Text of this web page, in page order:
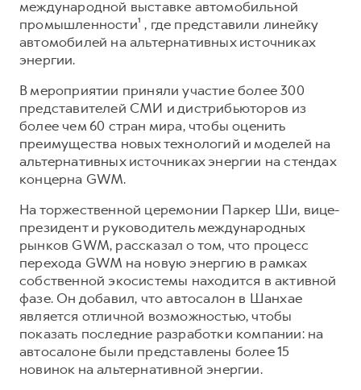
Внедорожники
от 2 499 000 ₽ от 4 049 000 ₽
H7
от 3 799 000 ₽
H9
от 4 799 000 ₽
Оценить трейд-ин
Конфигуратор модели
Горячая линия
8 (800) 511-59-86
Все о сервисе
8 (800) 511-59-86
международной выставке автомобильной
промышленности¹ , где представили линейку
автомобилей на альтернативных источниках
энергии.
В мероприятии приняли участие более 300
представителей СМИ и дистрибьюторов из
более чем 60 стран мира, чтобы оценить
преимущества новых технологий и моделей на
альтернативных источниках энергии на стендах
концерна GWM.
На торжественной церемонии Паркер Ши, вице-
президент и руководитель международных
рынков GWM, рассказал о том, что процесс
перехода GWM на новую энергию в рамках
собственной экосистемы находится в активной
фазе. Он добавил, что автосалон в Шанхае
является отличной возможностью, чтобы
показать последние разработки компании: на
автосалоне были представлены более 15
новинок на альтернативной энергии.